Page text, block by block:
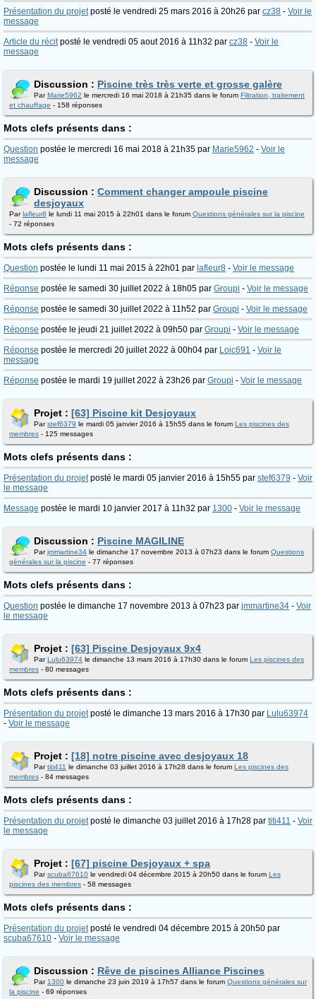
Présentation du projetposté le vendredi 25 mars 2016 à 20h26 par cz38 - Voir le
message
Article du récitposté le vendredi 05 aout 2016 à 11h32 par cz38 - Voir le
message
Discussion : Piscine très très verte et grosse galère
ParMarie5962 le mercredi 16 mai 2018 à 21h35 dans le forum Filtration, traitement
et chauffage - 158 réponses
Mots clefs présents dans :
Question postée le mercredi 16 mai 2018 à 21h35 par Marie5962 - Voir le
message
Discussion : Comment changer ampoule piscine
desjoyaux
Parlafleur8 le lundi 11 mai 2015 à 22h01 dans le forum Questions générales sur la piscine
- 72 réponses
Mots clefs présents dans :
Question postée le lundi 11 mai 2015 à 22h01 par lafleur8 - Voir le message
Réponse postée le samedi 30 juillet 2022 à 18h05 par Groupi - Voir le message
Réponse postée le samedi 30 juillet 2022 à 11h52 par Groupi - Voir le message
Réponse postée le jeudi 21 juillet 2022 à 09h50 par Groupi - Voir le message
Réponse postée le mercredi 20 juillet 2022 à 00h04 par Loic691 - Voir le
message
Réponse postée le mardi 19 juillet 2022 à 23h26 par Groupi - Voir le message
Projet : [63] Piscine kit Desjoyaux
Parstef6379 le mardi 05 janvier 2016 à 15h55 dans le forum Les piscines des
membres - 125 messages
Mots clefs présents dans :
Présentation du projetposté le mardi 05 janvier 2016 à 15h55 par stef6379 - Voir
le message
Message postée le mardi 10 janvier 2017 à 11h32 par 1300 - Voir le message
Discussion : Piscine MAGILINE
Parjmmartine34 le dimanche 17 novembre 2013 à 07h23 dans le forum Questions
générales sur la piscine - 77 réponses
Mots clefs présents dans :
Question postée le dimanche 17 novembre 2013 à 07h23 par jmmartine34 - Voir
le message
Projet : [63] Piscine Desjoyaux 9x4
ParLulu63974 le dimanche 13 mars 2016 à 17h30 dans le forum Les piscines des
membres - 80 messages
Mots clefs présents dans :
Présentation du projetposté le dimanche 13 mars 2016 à 17h30 par Lulu63974
- Voir le message
Projet : [18] notre piscine avec desjoyaux 18
Partiti411 le dimanche 03 juillet 2016 à 17h28 dans le forum Les piscines des
membres - 84 messages
Mots clefs présents dans :
Présentation du projetposté le dimanche 03 juillet 2016 à 17h28 par titi411 - Voir
le message
Projet : [67] piscine Desjoyaux + spa
Parscuba67610 le vendredi 04 décembre 2015 à 20h50 dans le forum Les
piscines des membres - 58 messages
Mots clefs présents dans :
Présentation du projetposté le vendredi 04 décembre 2015 à 20h50 par
scuba67610 - Voir le message
Discussion : Rêve de piscines Alliance Piscines
Par 1300 le dimanche 23 juin 2019 à 17h57 dans le forum Questions générales sur
la piscine - 69 réponses